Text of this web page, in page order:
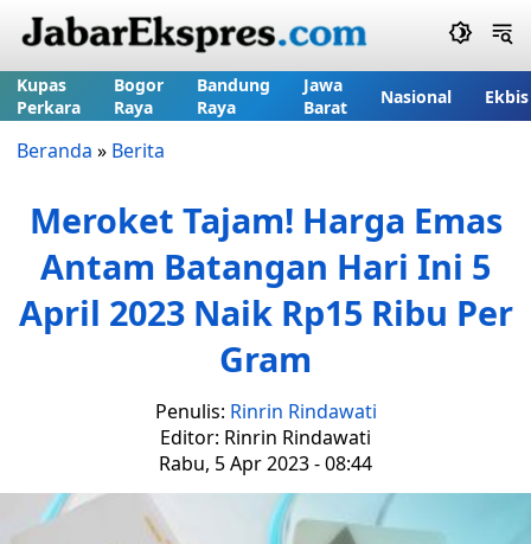
Kupas
Perkara
Bogor
Raya
Bandung
Raya
Jawa
Barat
Nasional Ekbis
Beranda » Berita
Meroket Tajam! Harga Emas
Antam Batangan Hari Ini 5
April 2023 Naik Rp15 Ribu Per
Gram
Penulis: Rinrin Rindawati
Editor: Rinrin Rindawati
Rabu, 5 Apr 2023 - 08:44